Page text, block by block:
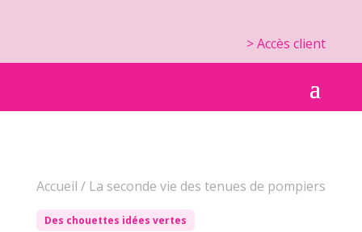
> Accès client
Accueil / La seconde vie des tenues de pompiers
Des chouettes idées vertes